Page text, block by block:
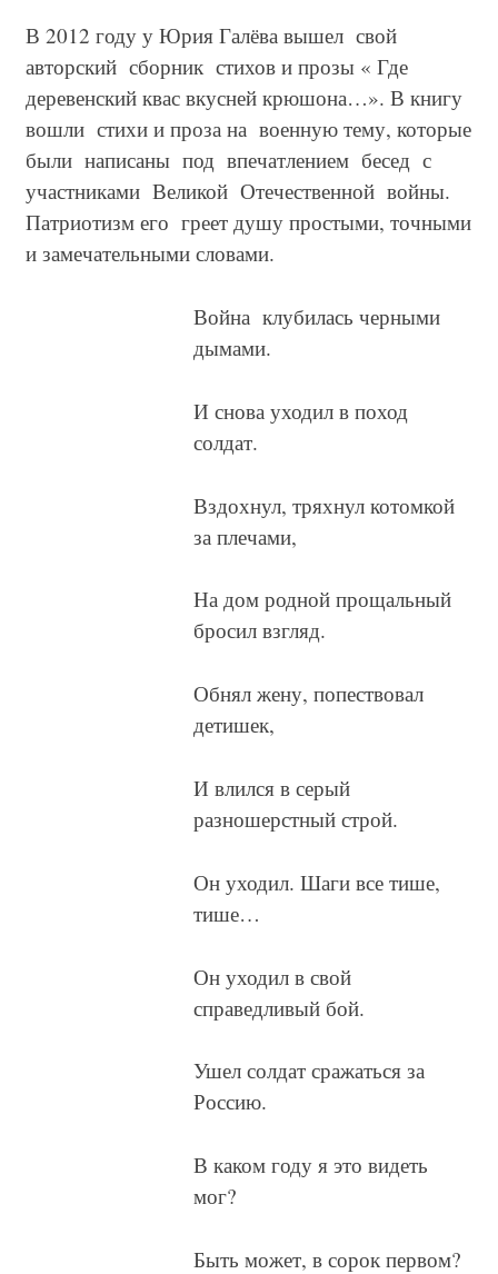
В 2012 году у Юрия Галёва вышел свой
авторский сборник стихов и прозы « Где
деревенский квас вкусней крюшона…». В книгу
вошли стихи и проза на военную тему, которые
были написаны под впечатлением бесед с
участниками Великой Отечественной войны.
Патриотизм его греет душу простыми, точными
и замечательными словами.
Война клубилась черными
дымами.
И снова уходил в поход
солдат.
Вздохнул, тряхнул котомкой
за плечами,
На дом родной прощальный
бросил взгляд.
Обнял жену, попествовал
детишек,
И влился в серый
разношерстный строй.
Он уходил. Шаги все тише,
тише…
Он уходил в свой
справедливый бой.
Ушел солдат сражаться за
Россию.
В каком году я это видеть
мог?
Быть может, в сорок первом?